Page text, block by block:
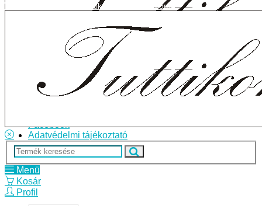
Telefon
Szállítás
Facebook
Adatvédelmi tájékoztató
tuttikonyha@gmail.com
Menü
Kosár
Profil